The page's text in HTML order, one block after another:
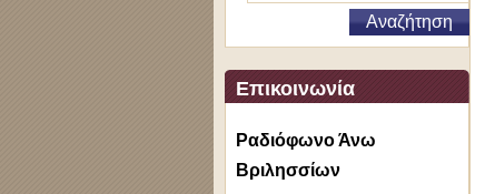
Επικοινωνία
Ραδιόφωνο Άνω
Βριλησσίων